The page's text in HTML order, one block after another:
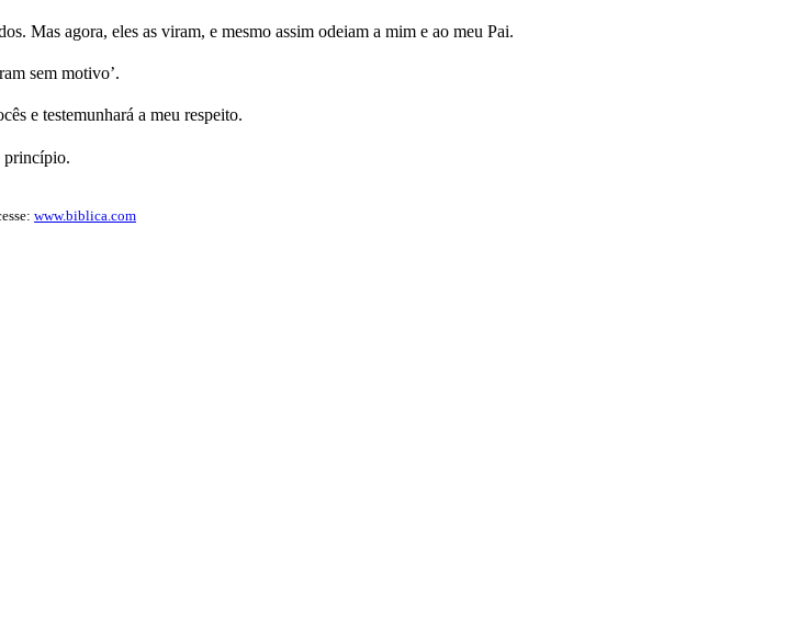
Mas agora, eles as viram, e mesmo assim odeiam a mim e ao meu Pai.
sem motivo’.
e testemunhará a meu respeito.
princípio.
www.biblica.com